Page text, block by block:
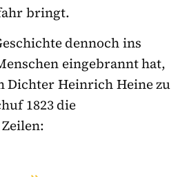
bringt.
dennoch ins
eingebrannt hat,
Dichter Heinrich Heine zu
1823 die